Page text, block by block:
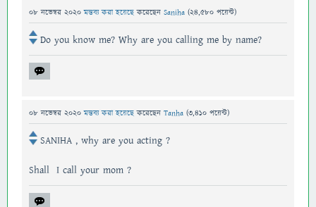
08 নভেম্বর 2020 মন্তব্য করা হয়েছেকরেছেন Saniha (24,580 পয়েন্ট)
Do you know me? Why are you calling me by name?
08 নভেম্বর 2020 মন্তব্য করা হয়েছেকরেছেন Tanha (3,410 পয়েন্ট)
SANIHA , why are you acting ?
Shall I call your mom ?